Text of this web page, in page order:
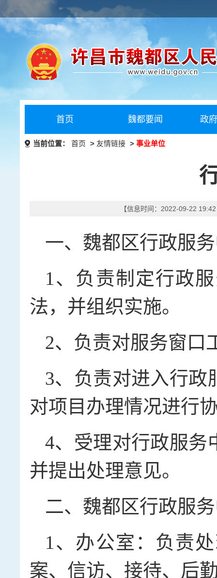
首页 魏都要闻 政
当前位置： 首页 > 友情链接 > 事业单位
【信息时间：2022-09-22
一、魏都区行政服
1、负责制定行政
法，并组织实施。
2、负责对服务窗口
3、负责对进入行政
对项目办理情况进行
4、受理对行政服务
并提出处理意见。
二、魏都区行政服
1、办公室：负责
案、信访、接待、后